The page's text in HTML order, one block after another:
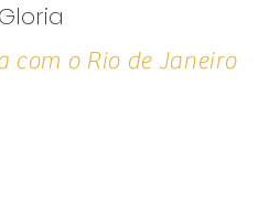
com o Rio de Janeiro